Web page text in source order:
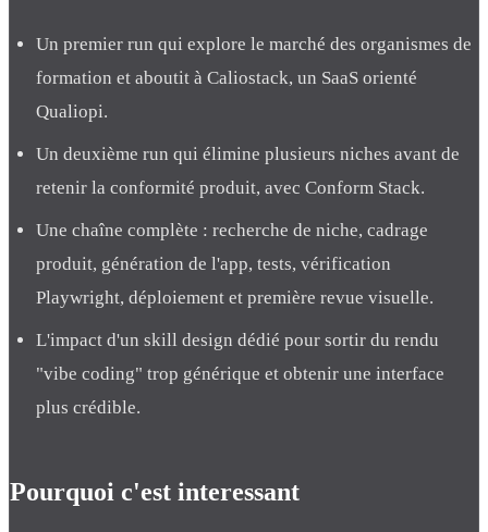
Un premier run qui explore le marché des organismes de
formation et aboutit à Caliostack, un SaaS orienté
Qualiopi.
Un deuxième run qui élimine plusieurs niches avant de
retenir la conformité produit, avec Conform Stack.
Une chaîne complète : recherche de niche, cadrage
produit, génération de l'app, tests, vérification
Playwright, déploiement et première revue visuelle.
L'impact d'un skill design dédié pour sortir du rendu
"vibe coding" trop générique et obtenir une interface
plus crédible.
Pourquoi c'est interessant